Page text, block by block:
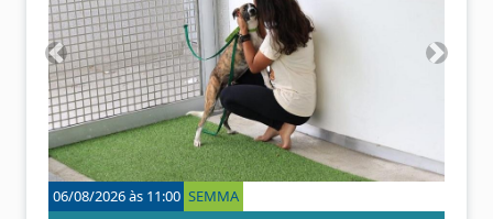
06/08/2026 às 11:00 SEMMA
A
n
t
e
r
i
o
r
P
m
o